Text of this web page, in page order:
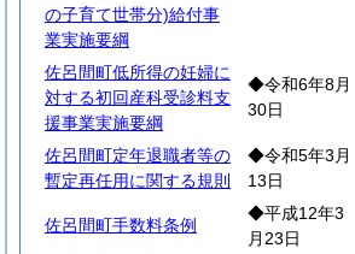
の子育て世帯分)給付事
業実施要綱
佐呂間町低所得の妊婦に
対する初回産科受診料支
援事業実施要綱
◆令和6年8月
30日
佐呂間町定年退職者等の
暫定再任用に関する規則
◆令和5年3月
13日
佐呂間町手数料条例
◆平成12年3
月23日